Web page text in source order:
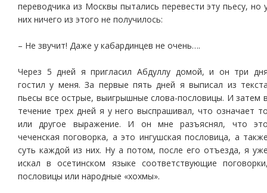
переводчика из Москвы пытались перевести эту пьесу, но
них ничего из этого не получилось:
– Не звучит! Даже у кабардинцев не очень….
Через 5 дней я пригласил Абдуллу домой, и он три
гостил у меня. За первые пять дней я выписал из
пьесы все острые, выигрышные слова-пословицы. И затем
течение трех дней я у него выспрашивал, что означает
или другое выражение. И он мне разъяснял, что
чеченская поговорка, а это ингушская пословица, а
суть каждой из них. Ну а потом, после его отъезда, я
искал в осетинском языке соответствующие
пословицы или народные «хохмы».